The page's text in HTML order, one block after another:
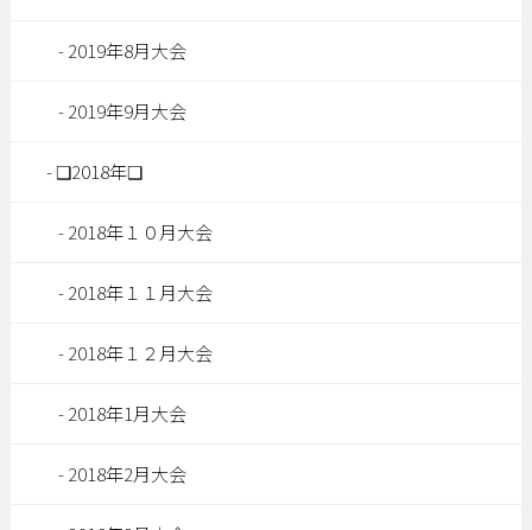
2019年8月大会
2019年9月大会
❑2018年❑
2018年１０月大会
2018年１１月大会
2018年１２月大会
2018年1月大会
2018年2月大会